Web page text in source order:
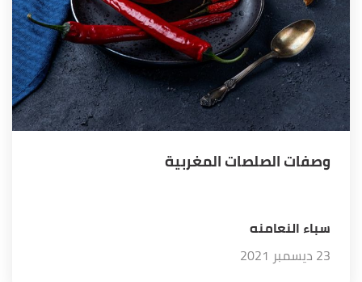
وصفات الصلصات المغربية
سباء النعامنه
23 ديسمبر 2021